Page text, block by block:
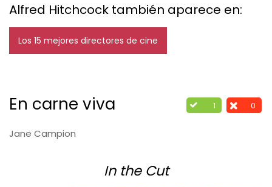
Alfred Hitchcock también aparece en:
Los 15 mejores directores de cine
1 0
En carne viva
Jane Campion
In the Cut